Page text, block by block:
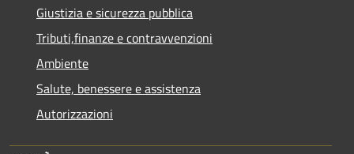
Giustizia e sicurezza pubblica
Tributi,finanze e contravvenzioni
Ambiente
Salute, benessere e assistenza
Autorizzazioni